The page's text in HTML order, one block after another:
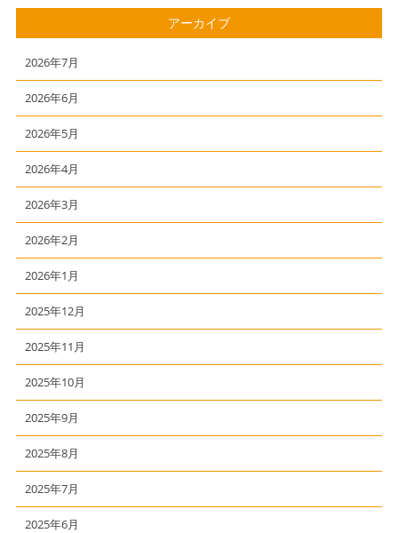
アーカイブ
2026年7月
2026年6月
2026年5月
2026年4月
2026年3月
2026年2月
2026年1月
2025年12月
2025年11月
2025年10月
2025年9月
2025年8月
2025年7月
2025年6月